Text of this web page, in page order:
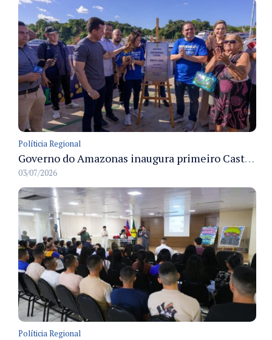
Políticia Regional
Governo do Amazonas inaugura primeiro Castramóvel Fluvial para atendimento veterinário às comunidades ribeirinhas e castração gratuita
03/07/2026
Políticia Regional